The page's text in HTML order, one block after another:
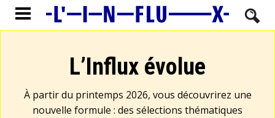
L’Influx évolue
À partir du printemps 2026, vous découvrirez une
nouvelle formule : des sélections thématiques